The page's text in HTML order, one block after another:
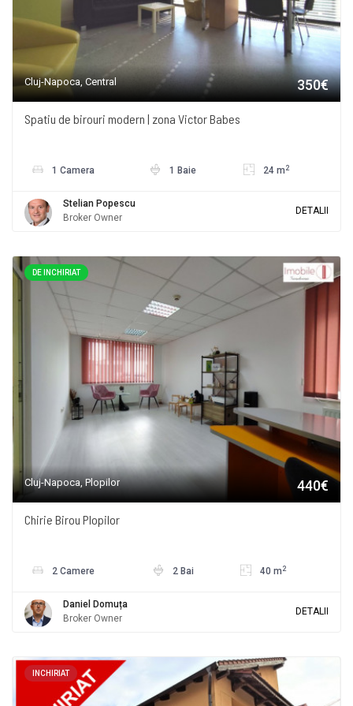
Cluj-Napoca, Central 350€
Spatiu de birouri modern | zona Victor Babes
1 Camera 1 Baie 24 m 2
Stelian Popescu
Broker Owner
DETALII
DE INCHIRIAT
Cluj-Napoca, Plopilor 440€
Chirie Birou Plopilor
2 Camere 2 Bai 40 m 2
Daniel Domuța
Broker Owner
DETALII
INCHIRIAT